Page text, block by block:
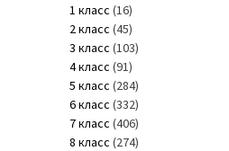
1 класс (16)
2 класс (45)
3 класс (103)
4 класс (91)
5 класс (284)
6 класс (332)
7 класс (406)
8 класс (274)